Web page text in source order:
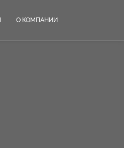
О КОМПАНИИ